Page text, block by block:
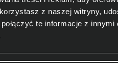
z naszej witryny,
te informacje z